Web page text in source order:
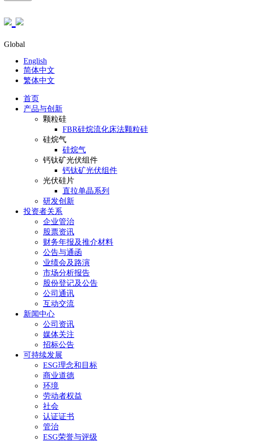
Global
English
简体中文
繁体中文
首页
产品与创新
颗粒硅
FBR硅烷流化床法颗粒硅
硅烷气
硅烷气
钙钛矿光伏组件
钙钛矿光伏组件
光伏硅片
直拉单晶系列
研发创新
投资者关系
企业管治
股票资讯
财务年报及推介材料
公告与通函
业绩会及路演
市场分析报告
股份登记及公告
公司通讯
互动交流
新闻中心
公司资讯
媒体关注
招标公告
可持续发展
ESG理念和目标
商业道德
环境
劳动者权益
社会
认证证书
管治
ESG荣誉与评级